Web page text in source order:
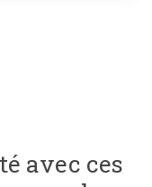
avec ces